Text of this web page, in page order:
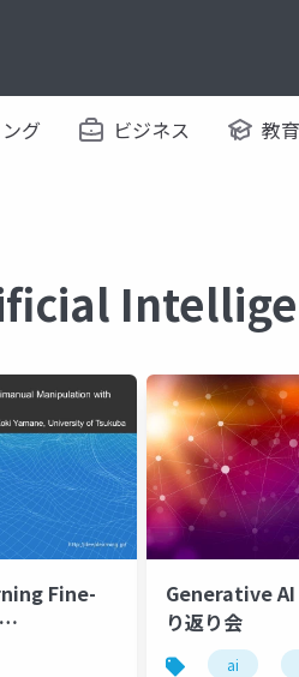
グ ビジネス 教育
Fine-
Cost
Generative
り返り会
ai